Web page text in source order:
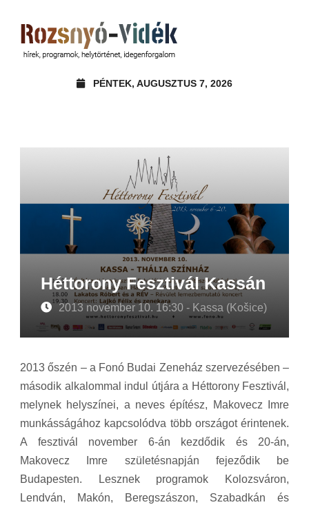
PÉNTEK, AUGUSZTUS 7, 2026
Héttorony Fesztivál Kassán
2013 november 10. 16:30 - Kassa (Košice)
2013 őszén – a Fonó Budai Zeneház szervezésében –
második alkalommal indul útjára a Héttorony Fesztivál,
melynek helyszínei, a neves építész, Makovecz Imre
munkásságához kapcsolódva több országot érintenek.
A fesztivál november 6-án kezdődik és 20-án,
Makovecz Imre születésnapján fejeződik be
Budapesten. Lesznek programok Kolozsváron,
Lendván, Makón, Beregszászon, Szabadkán és